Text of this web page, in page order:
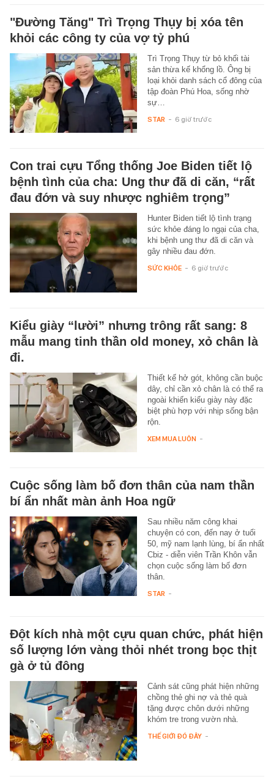
"Đường Tăng" Trì Trọng Thụy bị xóa tên
khỏi các công ty của vợ tỷ phú
Trì Trọng Thụy từ bỏ khối tài
sản thừa kế khổng lồ. Ông bị
loại khỏi danh sách cổ đông của
tập đoàn Phú Hoa, sống nhờ
sự…
STAR - 6 giờ trước
Con trai cựu Tổng thống Joe Biden tiết lộ
bệnh tình của cha: Ung thư đã di căn, “rất
đau đớn và suy nhược nghiêm trọng”
Hunter Biden tiết lộ tình trạng
sức khỏe đáng lo ngại của cha,
khi bệnh ung thư đã di căn và
gây nhiều đau đớn.
SỨC KHỎE - 6 giờ trước
Kiểu giày “lười” nhưng trông rất sang: 8
mẫu mang tinh thần old money, xỏ chân là
đi.
Thiết kế hở gót, không cần buộc
dây, chỉ cần xỏ chân là có thể ra
ngoài khiến kiểu giày này đặc
biệt phù hợp với nhịp sống bận
rộn.
XEM MUA LUÔN -
Cuộc sống làm bố đơn thân của nam thần
bí ẩn nhất màn ảnh Hoa ngữ
Sau nhiều năm công khai
chuyện có con, đến nay ở tuổi
50, mỹ nam lạnh lùng, bí ẩn nhất
Cbiz - diễn viên Trần Khôn vẫn
chọn cuộc sống làm bố đơn
thân.
STAR -
Đột kích nhà một cựu quan chức, phát hiện
số lượng lớn vàng thỏi nhét trong bọc thịt
gà ở tủ đông
Cảnh sát cũng phát hiện những
chồng thẻ ghi nợ và thẻ quà
tặng được chôn dưới những
khóm tre trong vườn nhà.
THẾ GIỚI ĐÓ ĐÂY -